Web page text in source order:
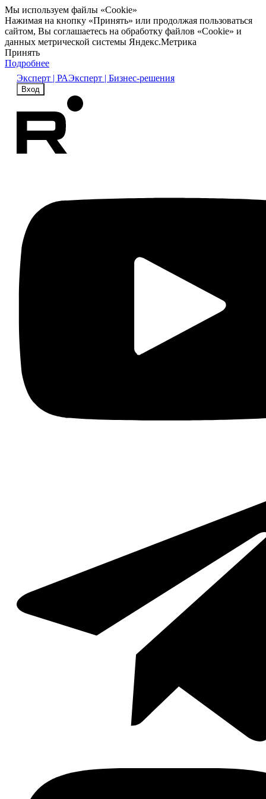
Мы используем файлы «Cookie»
Нажимая на кнопку «Принять» или продолжая пользоваться
сайтом, Вы соглашаетесь на обработку файлов «Cookie» и
данных метрической системы Яндекс.Метрика
Принять
Подробнее
Эксперт | РАЭксперт | Бизнес-решения
Вход